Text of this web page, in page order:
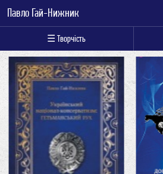
Павло Гай-Нижник
☰ Творчість